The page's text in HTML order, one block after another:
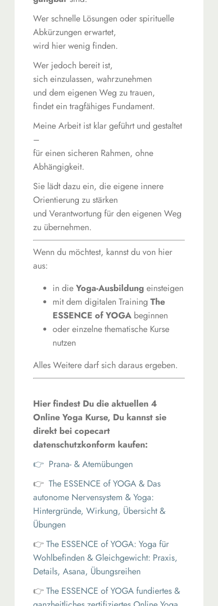
Wer schnelle Lösungen oder spirituelle
Abkürzungen erwartet,
wird hier wenig finden.
Wer jedoch bereit ist,
sich einzulassen, wahrzunehmen
und dem eigenen Weg zu trauen,
findet ein tragfähiges Fundament.
Meine Arbeit ist klar geführt und gestaltet
–
für einen sicheren Rahmen, ohne
Abhängigkeit.
Sie lädt dazu ein, die eigene innere
Orientierung zu stärken
und Verantwortung für den eigenen Weg
zu übernehmen.
Wenn du möchtest, kannst du von hier
aus:
in dieYoga-Ausbildung einsteigen
mit dem digitalen Training The
ESSENCE of YOGAbeginnen
oder einzelne thematische Kurse
nutzen
Alles Weitere darf sich daraus ergeben.
Hier findest Du die aktuellen 4
Online Yoga Kurse, Du kannst sie
direkt bei copecart
datenschutzkonform kaufen:
👉 Prana- & Atemübungen
👉 The ESSENCE of YOGA & Das
autonome Nervensystem & Yoga:
Hintergründe, Wirkung, Übersicht &
Übungen
👉The ESSENCE of YOGA: Yoga für
Wohlbefinden & Gleichgewicht: Praxis,
Details, Asana, Übungsreihen
👉The ESSENCE of YOGA fundiertes &